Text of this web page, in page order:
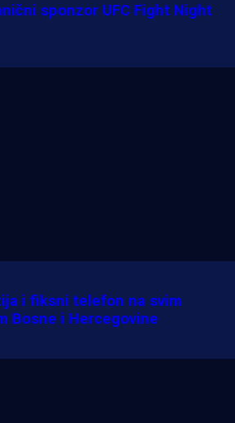
sponzor UFC Fight Night
i fiksni telefon na svim
Bosne i Hercegovine